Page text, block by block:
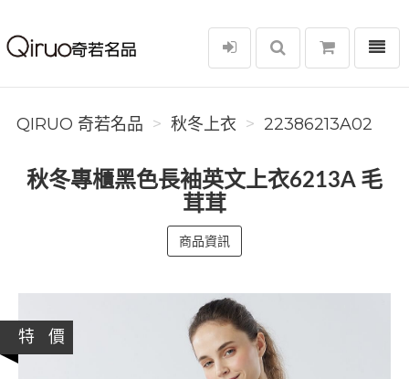
Qiruo 奇若名品
選單
QIRUO 奇若名品 秋冬上衣 22386213A02
秋冬專櫃黑色長袖英文上衣6213A 毛
茸茸
商品資訊
特 價